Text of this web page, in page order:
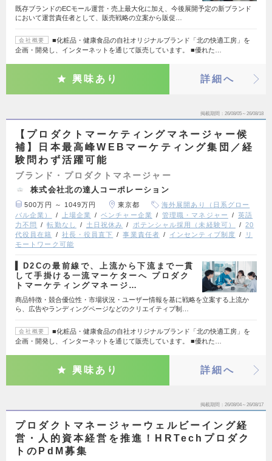
既存ブランドのECモール運営・売上最大化に加え、今後展開予定の新ブランド
において運営責任者として、販売戦略の立案から販促…
会社概要
■化粧品・健康食品の自社オリジナルブランド「北の快適工房」を
企画・開発し、インターネットを通じて販売しています。 ■優れた…
興味あり 詳細へ
掲載期間 26/08/05～26/08/18
【プロダクトマーケティングマネージャー候
補】日本最高峰WEBマーケティング集団／経
験問わず活躍可能
ブランド・プロダクトマネージャー
株式会社北の達人コーポレーション
500万円 ～ 1049万円 東京都
海外展開あり（日系グロー
バル企業）
上場企業 ベンチャー企業 管理職・マネジャー
英語
力不問
転勤なし 土日祝休み ポテンシャル採用（未経験可）
20
代役員在籍
社長・役員直下 事業責任者 インセンティブ制度
リ
モートワーク可能
▍D2Cの最前線で、上流から下流まで一貫
して手掛ける一流マーケターへ プロダク
トマーケティングマネージ…
商品特徴・競合優位性・市場状況・ユーザー情報を基に戦略を立案する上流か
ら、広告やランディングページなどのクリエイティブ制…
会社概要
■化粧品・健康食品の自社オリジナルブランド「北の快適工房」を
企画・開発し、インターネットを通じて販売しています。 ■優れた…
興味あり 詳細へ
掲載期間 26/08/04～26/08/17
プロダクトマネージャーウェルビーイング経
営・人的資本経営を推進！HRTechプロダク
トのPdM募集